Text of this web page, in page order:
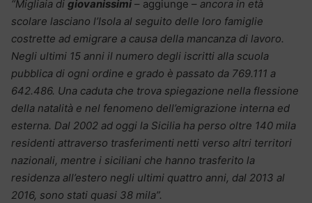
“Migliaia di giovanissimi – aggiunge – ancora in età
scolare lasciano l’Isola al seguito delle loro famiglie
costrette ad emigrare a causa della mancanza di lavoro.
Negli ultimi 15 anni il numero degli iscritti alla scuola
pubblica di ogni ordine e grado è passato da 769.111 a
642.486. Una caduta che trova spiegazione nella flessione
della natalità e nel fenomeno dell’emigrazione interna ed
esterna. Dal 2002 ad oggi la Sicilia ha perso oltre 140 mila
residenti attraverso trasferimenti netti verso altri territori
nazionali, mentre i siciliani che hanno trasferito la
residenza all’estero negli ultimi quattro anni, dal 2013 al
2016, sono stati quasi 38 mila”.